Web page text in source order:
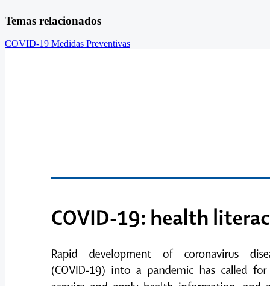
Temas relacionados
COVID-19 Medidas Preventivas